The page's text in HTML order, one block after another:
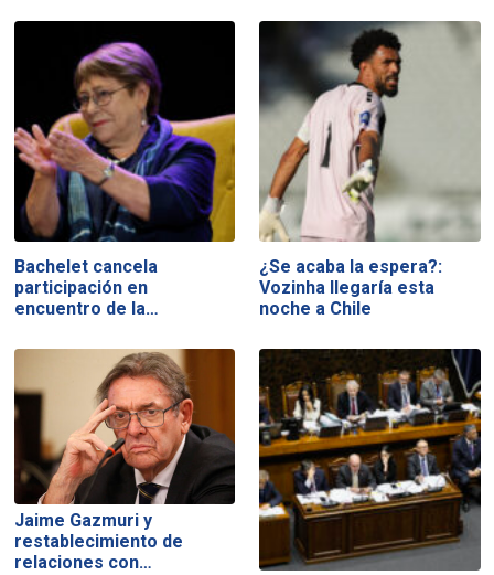
Bachelet cancela
participación en
encuentro de la…
¿Se acaba la espera?:
Vozinha llegaría esta
noche a Chile
Jaime Gazmuri y
restablecimiento de
relaciones con…